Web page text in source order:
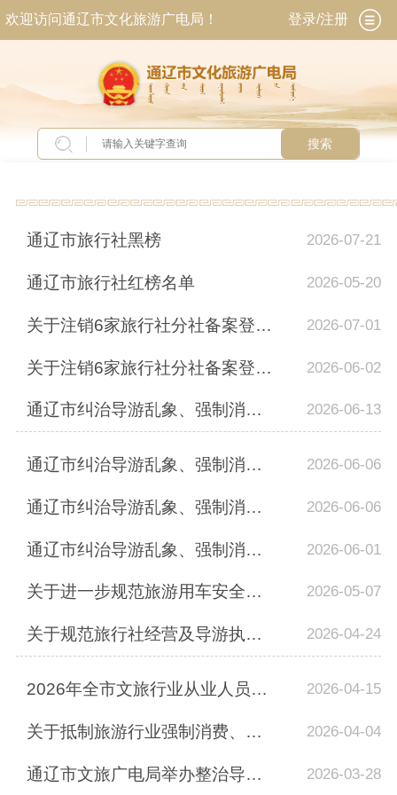
欢迎访问通辽市文化旅游广电局！ 登录/注册
搜索
当前位置：首页>专题专栏>旅游市场整治
通辽市旅行社黑榜 2026-07-21
通辽市旅行社红榜名单 2026-05-20
关于注销6家旅行社分社备案登记证明的公告（二） 2026-07-01
关于注销6家旅行社分社备案登记证明的公告 2026-06-02
通辽市纠治导游乱象、强制消费问题典型案例（四） 2026-06-13
通辽市纠治导游乱象、强制消费问题典型案例（三） 2026-06-06
通辽市纠治导游乱象、强制消费问题典型案例（二） 2026-06-06
通辽市纠治导游乱象、强制消费问题典型案例（一） 2026-06-01
关于进一步规范旅游用车安全的提醒告知书 2026-05-07
关于规范旅行社经营及导游执业行为的告知书 2026-04-24
2026年全市文旅行业从业人员技能培训班成功举办 2026-04-15
关于抵制旅游行业强制消费、规范导游员管理的倡议书 2026-04-04
通辽市文旅广电局举办整治导游乱象和强制消费问题专项培训班 筑牢旅游服务质量与安... 2026-03-28